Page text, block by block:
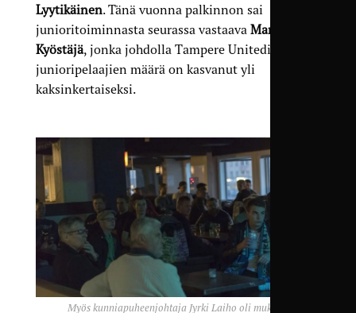
Lyytikäinen. Tänä vuonna palkinnon sai
junioritoiminnasta seurassa vastaava Markus
Kyöstäjä, jonka johdolla Tampere Unitedin
junioripelaajien määrä on kasvanut yli
kaksinkertaiseksi.
Myös kunniapuheenjohtaja Jyrki Laiho oli mukana